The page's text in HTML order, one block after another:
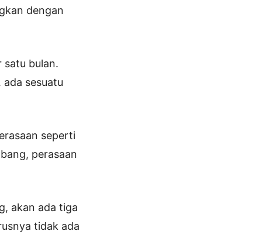
dengan
satu bulan.
sesuatu
seperti
perasaan
akan ada tiga
tidak ada